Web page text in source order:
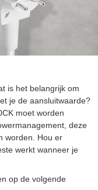
is het belangrijk om
je de aansluitwaarde?
moet worden
deze
worden. Hou er
werkt wanneer je
op de volgende